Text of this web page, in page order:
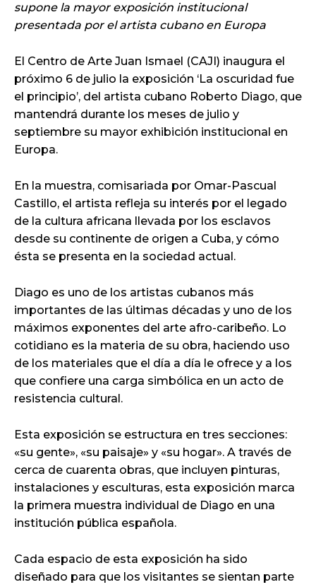
supone la mayor exposición institucional
presentada por el artista cubano en Europa
El Centro de Arte Juan Ismael (CAJI) inaugura el
próximo 6 de julio la exposición ‘La oscuridad fue
el principio’, del artista cubano Roberto Diago, que
mantendrá durante los meses de julio y
septiembre su mayor exhibición institucional en
Europa.
En la muestra, comisariada por Omar-Pascual
Castillo, el artista refleja su interés por el legado
de la cultura africana llevada por los esclavos
desde su continente de origen a Cuba, y cómo
ésta se presenta en la sociedad actual.
Diago es uno de los artistas cubanos más
importantes de las últimas décadas y uno de los
máximos exponentes del arte afro-caribeño. Lo
cotidiano es la materia de su obra, haciendo uso
de los materiales que el día a día le ofrece y a los
que confiere una carga simbólica en un acto de
resistencia cultural.
Esta exposición se estructura en tres secciones:
«su gente», «su paisaje» y «su hogar». A través de
cerca de cuarenta obras, que incluyen pinturas,
instalaciones y esculturas, esta exposición marca
la primera muestra individual de Diago en una
institución pública española.
Cada espacio de esta exposición ha sido
diseñado para que los visitantes se sientan parte